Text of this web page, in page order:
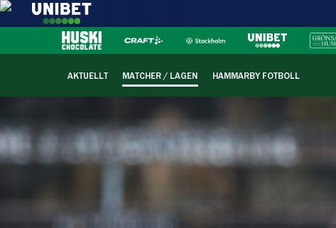
AKTUELLT MATCHER / LAGEN HAMMARBY FOTBOLL